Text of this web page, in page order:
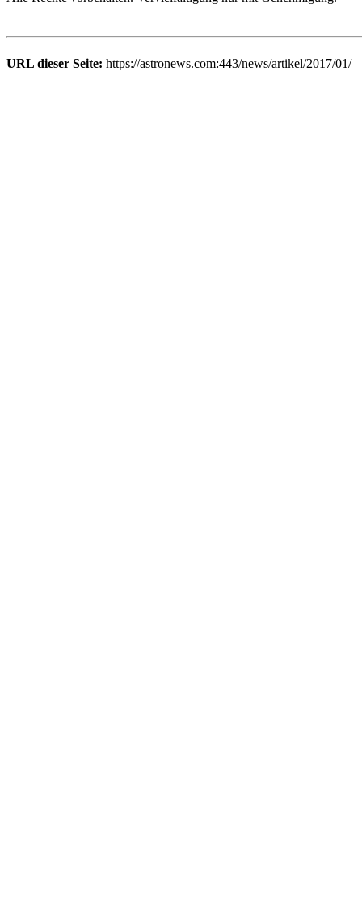
URL dieser Seite: https://astronews.com:443/news/artikel/2017/01/